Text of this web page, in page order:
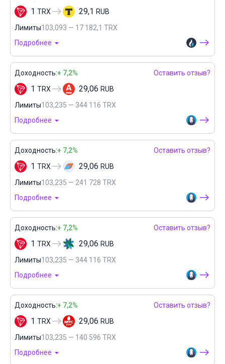
1 TRX 29,1 RUB
Лимиты103,093 — 17 182,1 TRX
Подробнее
Доходность:+ 7,2% Оставить отзыв?
1 TRX 29,06 RUB
Лимиты103,235 — 344 116 TRX
Подробнее
Доходность:+ 7,2% Оставить отзыв?
1 TRX 29,06 RUB
Лимиты103,235 — 241 728 TRX
Подробнее
Доходность:+ 7,2% Оставить отзыв?
1 TRX 29,06 RUB
Лимиты103,235 — 344 116 TRX
Подробнее
Доходность:+ 7,2% Оставить отзыв?
1 TRX 29,06 RUB
Лимиты103,235 — 140 596 TRX
Подробнее